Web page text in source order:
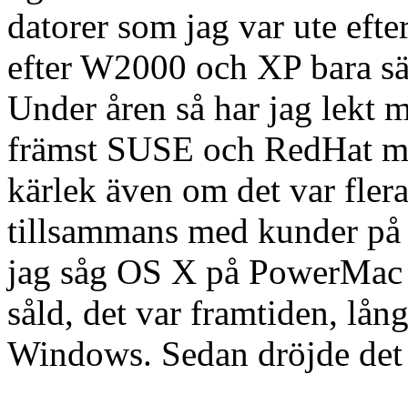
datorer som jag var ute
efter W2000 och XP bara
Under åren så har jag lekt
främst SUSE och RedHat
kärlek även om det var
tillsammans med kunder
jag såg OS X på
såld, det var framtiden,
Windows. Sedan dröjde